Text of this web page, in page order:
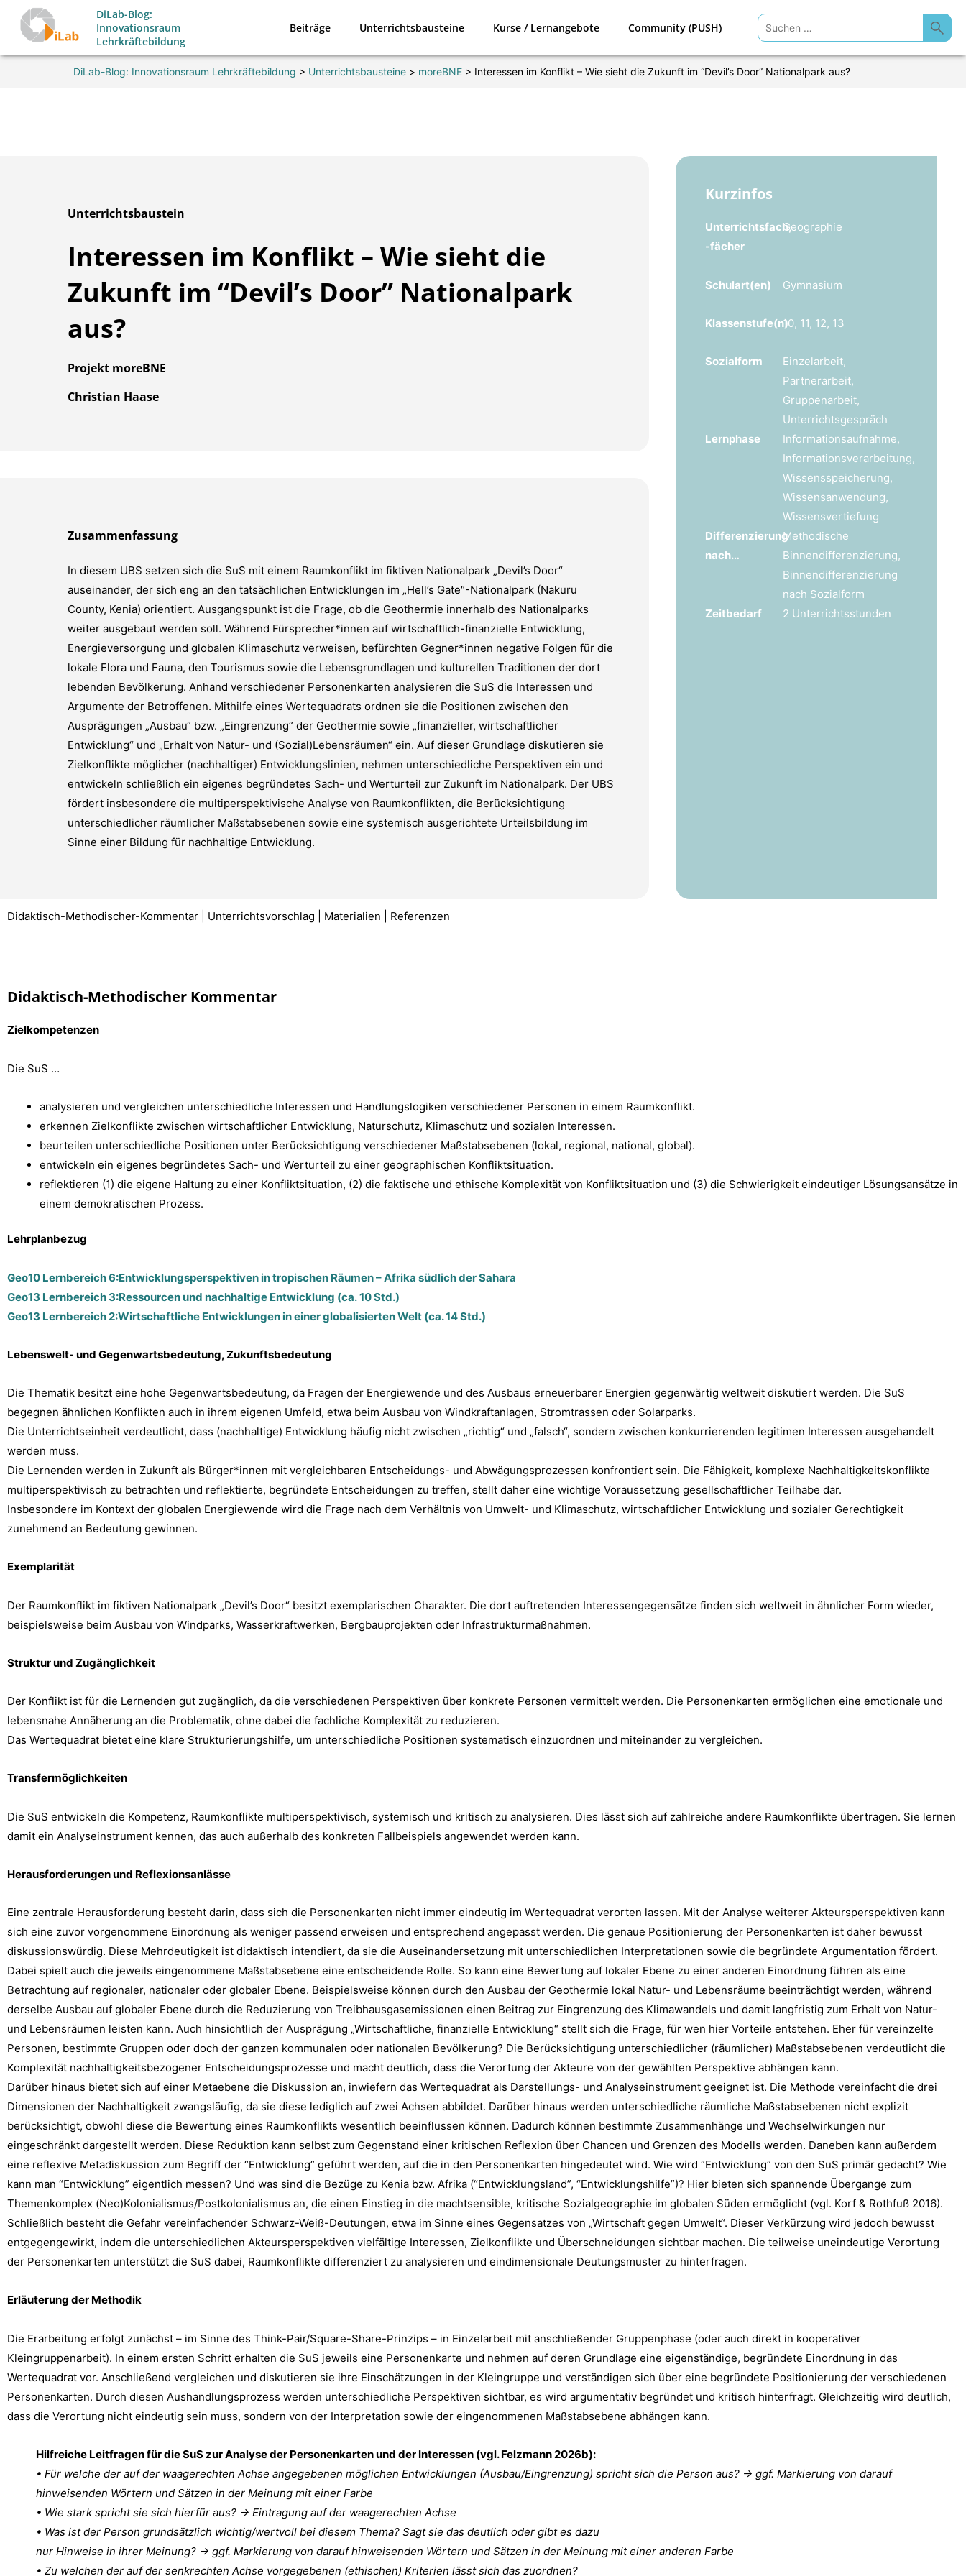
Inhalt
DiLab-Blog:
Innovationsraum
Lehrkräftebildung
Beiträge Unterrichtsbausteine Kurse / Lernangebote Community (PUSH)
Suchen
nach:
DiLab-Blog: Innovationsraum Lehrkräftebildung > Unterrichtsbausteine > moreBNE > Interessen im Konflikt – Wie sieht die Zukunft im “Devil’s Door” Nationalpark aus?
Unterrichtsbaustein
Interessen im Konflikt – Wie sieht die
Zukunft im “Devil’s Door” Nationalpark
aus?
Projekt moreBNE
Christian Haase
Zusammenfassung
In diesem UBS setzen sich die SuS mit einem Raumkonflikt im fiktiven Nationalpark „Devil’s Door“
auseinander, der sich eng an den tatsächlichen Entwicklungen im „Hell’s Gate“-Nationalpark (Nakuru
County, Kenia) orientiert. Ausgangspunkt ist die Frage, ob die Geothermie innerhalb des Nationalparks
weiter ausgebaut werden soll. Während Fürsprecher*innen auf wirtschaftlich-finanzielle Entwicklung,
Energieversorgung und globalen Klimaschutz verweisen, befürchten Gegner*innen negative Folgen für die
lokale Flora und Fauna, den Tourismus sowie die Lebensgrundlagen und kulturellen Traditionen der dort
lebenden Bevölkerung. Anhand verschiedener Personenkarten analysieren die SuS die Interessen und
Argumente der Betroffenen. Mithilfe eines Wertequadrats ordnen sie die Positionen zwischen den
Ausprägungen „Ausbau“ bzw. „Eingrenzung” der Geothermie sowie „finanzieller, wirtschaftlicher
Entwicklung“ und „Erhalt von Natur- und (Sozial)Lebensräumen“ ein. Auf dieser Grundlage diskutieren sie
Zielkonflikte möglicher (nachhaltiger) Entwicklungslinien, nehmen unterschiedliche Perspektiven ein und
entwickeln schließlich ein eigenes begründetes Sach- und Werturteil zur Zukunft im Nationalpark. Der UBS
fördert insbesondere die multiperspektivische Analyse von Raumkonflikten, die Berücksichtigung
unterschiedlicher räumlicher Maßstabsebenen sowie eine systemisch ausgerichtete Urteilsbildung im
Sinne einer Bildung für nachhaltige Entwicklung.
Kurzinfos
Unterrichtsfach,
-fächer
Geographie
Schulart(en) Gymnasium
Klassenstufe(n)10, 11, 12, 13
Sozialform
Einzelarbeit,
Partnerarbeit,
Gruppenarbeit,
Unterrichtsgespräch
Lernphase
Informationsaufnahme,
Informationsverarbeitung,
Wissensspeicherung,
Wissensanwendung,
Wissensvertiefung
Differenzierung
nach…
Methodische
Binnendifferenzierung,
Binnendifferenzierung
nach Sozialform
Zeitbedarf
2 Unterrichtsstunden
Didaktisch-Methodischer-Kommentar | Unterrichtsvorschlag | Materialien | Referenzen
Didaktisch-Methodischer Kommentar
Zielkompetenzen
Die SuS …
analysieren und vergleichen unterschiedliche Interessen und Handlungslogiken verschiedener Personen in einem Raumkonflikt.
erkennen Zielkonflikte zwischen wirtschaftlicher Entwicklung, Naturschutz, Klimaschutz und sozialen Interessen.
beurteilen unterschiedliche Positionen unter Berücksichtigung verschiedener Maßstabsebenen (lokal, regional, national, global).
entwickeln ein eigenes begründetes Sach- und Werturteil zu einer geographischen Konfliktsituation.
reflektieren (1) die eigene Haltung zu einer Konfliktsituation, (2) die faktische und ethische Komplexität von Konfliktsituation und (3) die Schwierigkeit eindeutiger Lösungsansätze in
einem demokratischen Prozess.
Lehrplanbezug
Geo10 Lernbereich 6:Entwicklungsperspektiven in tropischen Räumen – Afrika südlich der Sahara
Geo13 Lernbereich 3:Ressourcen und nachhaltige Entwicklung (ca. 10 Std.)
Geo13 Lernbereich 2:Wirtschaftliche Entwicklungen in einer globalisierten Welt (ca. 14 Std.)
Lebenswelt- und Gegenwartsbedeutung, Zukunftsbedeutung
Die Thematik besitzt eine hohe Gegenwartsbedeutung, da Fragen der Energiewende und des Ausbaus erneuerbarer Energien gegenwärtig weltweit diskutiert werden. Die SuS
begegnen ähnlichen Konflikten auch in ihrem eigenen Umfeld, etwa beim Ausbau von Windkraftanlagen, Stromtrassen oder Solarparks.
Die Unterrichtseinheit verdeutlicht, dass (nachhaltige) Entwicklung häufig nicht zwischen „richtig“ und „falsch“, sondern zwischen konkurrierenden legitimen Interessen ausgehandelt
werden muss.
Die Lernenden werden in Zukunft als Bürger*innen mit vergleichbaren Entscheidungs- und Abwägungsprozessen konfrontiert sein. Die Fähigkeit, komplexe Nachhaltigkeitskonflikte
multiperspektivisch zu betrachten und reflektierte, begründete Entscheidungen zu treffen, stellt daher eine wichtige Voraussetzung gesellschaftlicher Teilhabe dar.
Insbesondere im Kontext der globalen Energiewende wird die Frage nach dem Verhältnis von Umwelt- und Klimaschutz, wirtschaftlicher Entwicklung und sozialer Gerechtigkeit
zunehmend an Bedeutung gewinnen.
Exemplarität
Der Raumkonflikt im fiktiven Nationalpark „Devil’s Door“ besitzt exemplarischen Charakter. Die dort auftretenden Interessengegensätze finden sich weltweit in ähnlicher Form wieder,
beispielsweise beim Ausbau von Windparks, Wasserkraftwerken, Bergbauprojekten oder Infrastrukturmaßnahmen.
Struktur und Zugänglichkeit
Der Konflikt ist für die Lernenden gut zugänglich, da die verschiedenen Perspektiven über konkrete Personen vermittelt werden. Die Personenkarten ermöglichen eine emotionale und
lebensnahe Annäherung an die Problematik, ohne dabei die fachliche Komplexität zu reduzieren.
Das Wertequadrat bietet eine klare Strukturierungshilfe, um unterschiedliche Positionen systematisch einzuordnen und miteinander zu vergleichen.
Transfermöglichkeiten
Die SuS entwickeln die Kompetenz, Raumkonflikte multiperspektivisch, systemisch und kritisch zu analysieren. Dies lässt sich auf zahlreiche andere Raumkonflikte übertragen. Sie lernen
damit ein Analyseinstrument kennen, das auch außerhalb des konkreten Fallbeispiels angewendet werden kann.
Herausforderungen und Reflexionsanlässe
Eine zentrale Herausforderung besteht darin, dass sich die Personenkarten nicht immer eindeutig im Wertequadrat verorten lassen. Mit der Analyse weiterer Akteursperspektiven kann
sich eine zuvor vorgenommene Einordnung als weniger passend erweisen und entsprechend angepasst werden. Die genaue Positionierung der Personenkarten ist daher bewusst
diskussionswürdig. Diese Mehrdeutigkeit ist didaktisch intendiert, da sie die Auseinandersetzung mit unterschiedlichen Interpretationen sowie die begründete Argumentation fördert.
Dabei spielt auch die jeweils eingenommene Maßstabsebene eine entscheidende Rolle. So kann eine Bewertung auf lokaler Ebene zu einer anderen Einordnung führen als eine
Betrachtung auf regionaler, nationaler oder globaler Ebene. Beispielsweise können durch den Ausbau der Geothermie lokal Natur- und Lebensräume beeinträchtigt werden, während
derselbe Ausbau auf globaler Ebene durch die Reduzierung von Treibhausgasemissionen einen Beitrag zur Eingrenzung des Klimawandels und damit langfristig zum Erhalt von Natur-
und Lebensräumen leisten kann. Auch hinsichtlich der Ausprägung „Wirtschaftliche, finanzielle Entwicklung“ stellt sich die Frage, für wen hier Vorteile entstehen. Eher für vereinzelte
Personen, bestimmte Gruppen oder doch der ganzen kommunalen oder nationalen Bevölkerung? Die Berücksichtigung unterschiedlicher (räumlicher) Maßstabsebenen verdeutlicht die
Komplexität nachhaltigkeitsbezogener Entscheidungsprozesse und macht deutlich, dass die Verortung der Akteure von der gewählten Perspektive abhängen kann.
Darüber hinaus bietet sich auf einer Metaebene die Diskussion an, inwiefern das Wertequadrat als Darstellungs- und Analyseinstrument geeignet ist. Die Methode vereinfacht die drei
Dimensionen der Nachhaltigkeit zwangsläufig, da sie diese lediglich auf zwei Achsen abbildet. Darüber hinaus werden unterschiedliche räumliche Maßstabsebenen nicht explizit
berücksichtigt, obwohl diese die Bewertung eines Raumkonflikts wesentlich beeinflussen können. Dadurch können bestimmte Zusammenhänge und Wechselwirkungen nur
eingeschränkt dargestellt werden. Diese Reduktion kann selbst zum Gegenstand einer kritischen Reflexion über Chancen und Grenzen des Modells werden. Daneben kann außerdem
eine reflexive Metadiskussion zum Begriff der “Entwicklung” geführt werden, auf die in den Personenkarten hingedeutet wird. Wie wird “Entwicklung” von den SuS primär gedacht? Wie
kann man “Entwicklung” eigentlich messen? Und was sind die Bezüge zu Kenia bzw. Afrika (“Entwicklungsland”, “Entwicklungshilfe”)? Hier bieten sich spannende Übergange zum
Themenkomplex (Neo)Kolonialismus/Postkolonialismus an, die einen Einstieg in die machtsensible, kritische Sozialgeographie im globalen Süden ermöglicht (vgl. Korf & Rothfuß 2016).
Schließlich besteht die Gefahr vereinfachender Schwarz-Weiß-Deutungen, etwa im Sinne eines Gegensatzes von „Wirtschaft gegen Umwelt“. Dieser Verkürzung wird jedoch bewusst
entgegengewirkt, indem die unterschiedlichen Akteursperspektiven vielfältige Interessen, Zielkonflikte und Überschneidungen sichtbar machen. Die teilweise uneindeutige Verortung
der Personenkarten unterstützt die SuS dabei, Raumkonflikte differenziert zu analysieren und eindimensionale Deutungsmuster zu hinterfragen.
Erläuterung der Methodik
Die Erarbeitung erfolgt zunächst – im Sinne des Think-Pair/Square-Share-Prinzips – in Einzelarbeit mit anschließender Gruppenphase (oder auch direkt in kooperativer
Kleingruppenarbeit). In einem ersten Schritt erhalten die SuS jeweils eine Personenkarte und nehmen auf deren Grundlage eine eigenständige, begründete Einordnung in das
Wertequadrat vor. Anschließend vergleichen und diskutieren sie ihre Einschätzungen in der Kleingruppe und verständigen sich über eine begründete Positionierung der verschiedenen
Personenkarten. Durch diesen Aushandlungsprozess werden unterschiedliche Perspektiven sichtbar, es wird argumentativ begründet und kritisch hinterfragt. Gleichzeitig wird deutlich,
dass die Verortung nicht eindeutig sein muss, sondern von der Interpretation sowie der eingenommenen Maßstabsebene abhängen kann.
Hilfreiche Leitfragen für die SuS zur Analyse der Personenkarten und der Interessen (vgl. Felzmann 2026b):
• Für welche der auf der waagerechten Achse angegebenen möglichen Entwicklungen (Ausbau/Eingrenzung) spricht sich die Person aus? → ggf. Markierung von darauf
hinweisenden Wörtern und Sätzen in der Meinung mit einer Farbe
• Wie stark spricht sie sich hierfür aus? → Eintragung auf der waagerechten Achse
• Was ist der Person grundsätzlich wichtig/wertvoll bei diesem Thema? Sagt sie das deutlich oder gibt es dazu
nur Hinweise in ihrer Meinung? → ggf. Markierung von darauf hinweisenden Wörtern und Sätzen in der Meinung mit einer anderen Farbe
• Zu welchen der auf der senkrechten Achse vorgegebenen (ethischen) Kriterien lässt sich das zuordnen?